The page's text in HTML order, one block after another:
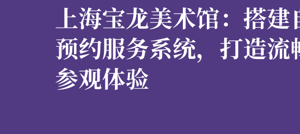
上海宝龙美术馆： 搭建
预约服务系统，打造流
参观体验